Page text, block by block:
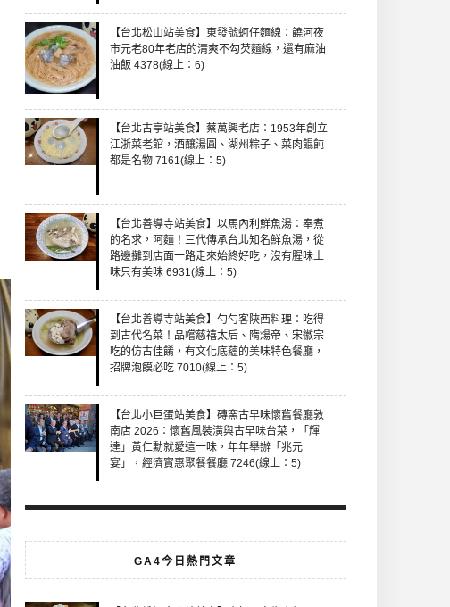
【台北松山站美食】東發號蚵仔麵線：饒河夜
市元老80年老店的清爽不勾芡麵線，還有麻油
油飯 4378(線上：6)
【台北古亭站美食】蔡萬興老店：1953年創立
江浙菜老館，酒釀湯圓、湖州粽子、菜肉餛飩
都是名物 7161(線上：5)
【台北善導寺站美食】以馬內利鮮魚湯：奉煮
的名求，阿麵！三代傳承台北知名鮮魚湯，從
路邊攤到店面一路走來始終好吃，沒有腥味土
味只有美味 6931(線上：5)
【台北善導寺站美食】勺勺客陜西料理：吃得
到古代名菜！品嚐慈禧太后、隋煬帝、宋徽宗
吃的仿古佳餚，有文化底蘊的美味特色餐廳，
招牌泡饃必吃 7010(線上：5)
【台北小巨蛋站美食】磚窯古早味懷舊餐廳敦
南店 2026：懷舊風裝潢與古早味台菜，「輝
達」黃仁勳就愛這一味，年年舉辦「兆元
宴」，經濟實惠聚餐餐廳 7246(線上：5)
GA4今日熱門文章